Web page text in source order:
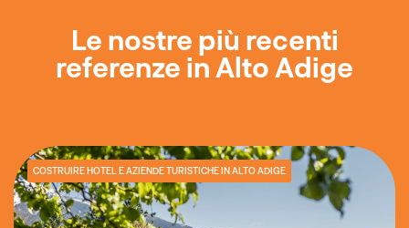
Le nostre più recenti
referenze in Alto Adige
COSTRUIRE HOTEL E AZIENDE TURISTICHE IN ALTO ADIGE